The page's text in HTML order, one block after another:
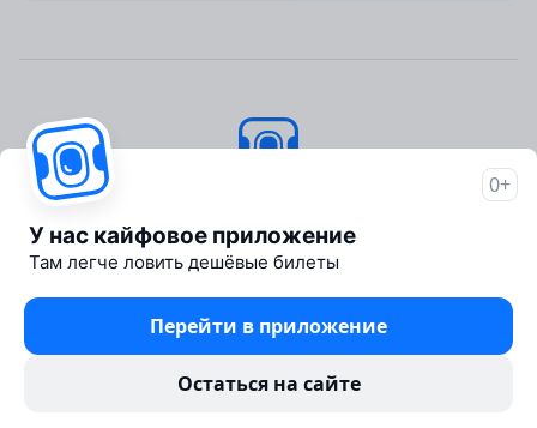
Об Авиасейлс
Пресс‑центр
Travelpayouts
Партнёрская программа
0+
У нас кайфовое приложение
Там легче ловить дешёвые билеты
Перейти в приложение
Остаться на сайте